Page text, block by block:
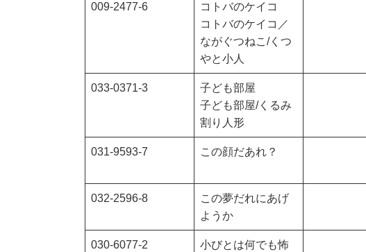
009-2477-6
コトバのケイコ
コトバのケイコ／
ながぐつねこ/くつ
やと小人
033-0371-3
子ども部屋
子ども部屋/くるみ
割り人形
031-9593-7 この顔だあれ？
032-2596-8
この夢だれにあげ
ようか
030-6077-2
小びとは何でも怖